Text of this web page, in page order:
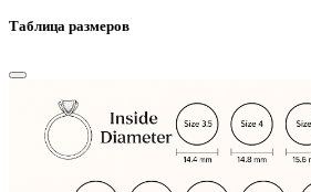
Таблица размеров